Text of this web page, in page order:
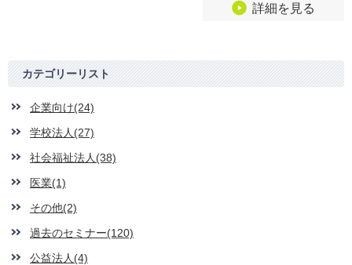
詳細を見る
カテゴリーリスト
企業向け(24)
学校法人(27)
社会福祉法人(38)
医業(1)
その他(2)
過去のセミナー(120)
公益法人(4)